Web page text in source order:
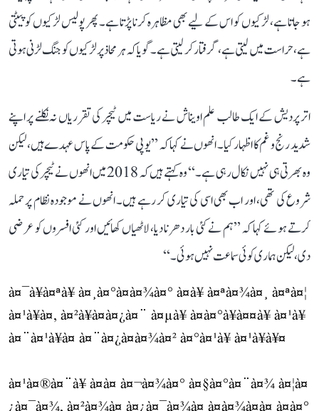
ہو جاتا ہے، لڑکیوں کو اس کے لیے بھی مظاہرہ کرنا پڑتا ہے۔ پھر پولیس لڑکیوں کو پیٹتی
ہے، حراست میں لیتی ہے، گرفتار کر لیتی ہے۔ گویا کہ ہر محاذ پر لڑکیوں کو جنگ لڑنی ہوتی
ہے۔
اتر پردیش کے ایک طالب علم اویناش نے ریاست میں ٹیچر کی تقرریاں نہ نکلنے پر اپنے
شدید رنج و غم کا اظہار کیا۔ انھوں نے کہا کہ ’’یوپی حکومت کے پاس عہدے ہیں، لیکن
وہ بھرتی ہی نہیں نکال رہی ہے۔‘‘ وہ کہتے ہیں کہ 2018 میں انھوں نے ٹیچر کی تیاری
شروع کی تھی، اور اب بھی اسی کی تیاری کر رہے ہیں۔ انھوں نے موجودہ نظام پر حملہ
کرتے ہوئے کہا کہ ’’ہم نے کئی بار دھرنا دیا، لاٹھیاں کھائیں اور کئی افسروں کو عرضی
دی، لیکن ہماری کوئی سماعت نہیں ہوئی۔‘‘
à¤¯à¥à¤ªà¥ à¤¸à¤°à¤à¤¾à¤° à¤à¥ à¤ªà¤¾à¤¸ à¤ªà¤¦
à¤¹à¥à¤, à¤²à¥à¤à¤¿à¤¨ à¤µà¥ à¤­à¤°à¥à¤¤à¥ à¤¹à¥
à¤¨à¤¹à¥à¤ à¤¨à¤¿à¤à¤¾à¤² à¤°à¤¹à¥ à¤¹à¥à¥¤
à¤¹à¤®à¤¨à¥ à¤à¤ à¤¬à¤¾à¤° à¤§à¤°à¤¨à¤¾ à¤¦à¤